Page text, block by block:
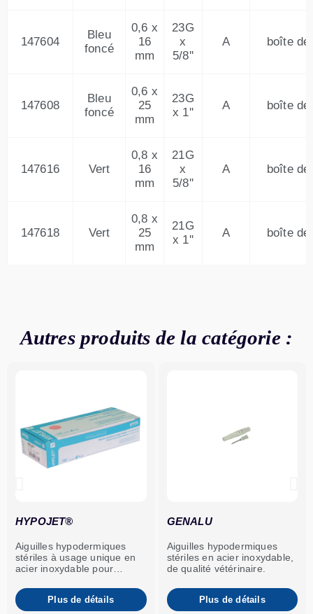
147604
Bleu
foncé
0,6 x
16
mm
23G
x
5/8''
A boîte de
147608
Bleu
foncé
0,6 x
25
mm
23G
x 1''
A boîte de
147616 Vert
0,8 x
16
mm
21G
x
5/8''
A boîte de
147618 Vert
0,8 x
25
mm
21G
x 1''
A boîte de
1,2 x
18G
147600 Marron
0,45
mm
147632 Rose
mm
18G
x 1''
B boîte de
Autres produits de la catégorie :
HYPOJET®
Aiguilles hypodermiques
stériles à usage unique en
acier inoxydable pour
vétérinaire.
Plus de détails
GENALU
Aiguilles hypodermiques
stériles en acier inoxydable,
de qualité vétérinaire.
Plus de détails